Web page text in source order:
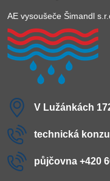
AE vysoušeče Šimandl
V Lužánkách
technická
půjčovna +420